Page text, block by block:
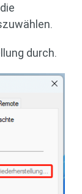
durch.